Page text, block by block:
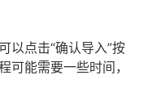
以点击“确认导入”按
可能需要一些时间，